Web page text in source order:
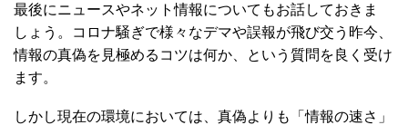
最後にニュースやネット情報についてもお話しておきま
しょう。コロナ騒ぎで様々なデマや誤報が飛び交う昨今、
情報の真偽を見極めるコツは何か、という質問を良く受け
ます。
しかし現在の環境においては、真偽よりも「情報の速さ」